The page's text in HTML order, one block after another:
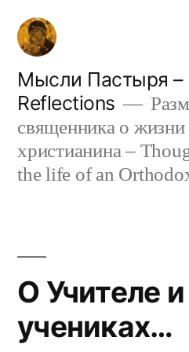
Skip
content
Мысли Пастыря –
Reflections
священника о жизни
христианина –
the life of an
О Учителе и
учениках…